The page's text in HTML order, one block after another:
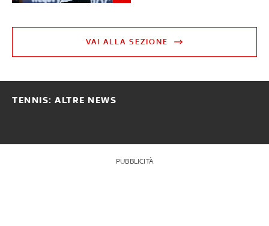
VAI ALLA SEZIONE
TENNIS: ALTRE NEWS
PUBBLICITÀ